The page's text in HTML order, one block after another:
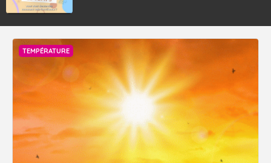
TEMPÉRATURE